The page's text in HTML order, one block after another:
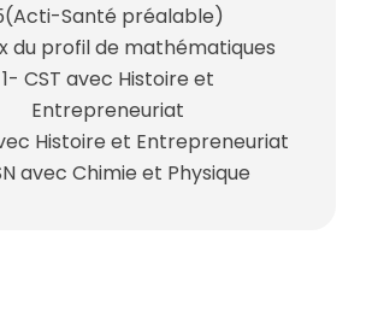
Santé préalable)
du profil de mathématiques
1- CST avec Histoire et
Entrepreneuriat
Histoire et Entrepreneuriat
avec Chimie et Physique